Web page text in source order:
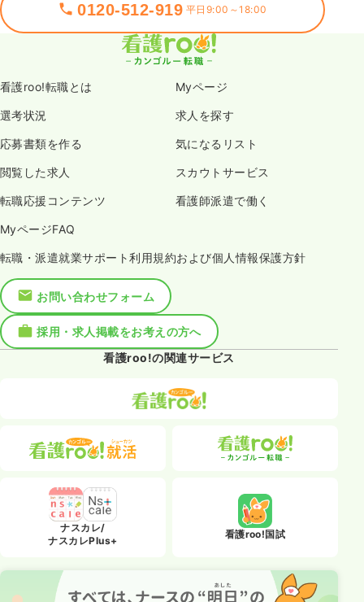
0120-512-919 平日9:00～18:00
看護roo!転職とは Myページ
選考状況 求人を探す
応募書類を作る 気になるリスト
閲覧した求人 スカウトサービス
転職応援コンテンツ 看護師派遣で働く
MyページFAQ
転職・派遣就業サポート利用規約および個人情報保護方針
お問い合わせフォーム
採用・求人掲載をお考えの方へ
看護roo!の関連サービス
ナスカレ/
ナスカレPlus+
看護roo!国試